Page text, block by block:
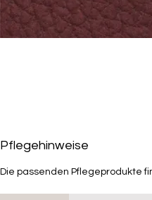
Pflegehinweise
Die passenden Pflegeprodukte